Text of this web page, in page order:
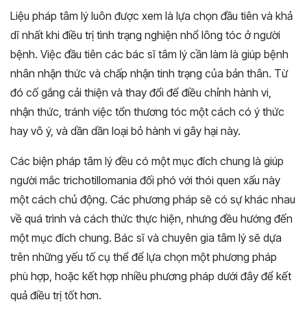
Liệu pháp tâm lý luôn được xem là lựa chọn đầu tiên và khả
dĩ nhất khi điều trị tình trạng nghiện nhổ lông tóc ở người
bệnh. Việc đầu tiên các bác sĩ tâm lý cần làm là giúp bệnh
nhân nhận thức và chấp nhận tinh trạng của bản thân. Từ
đó cố gắng cải thiện và thay đổi để điều chỉnh hành vi,
nhận thức, tránh việc tổn thương tóc một cách có ý thức
hay vô ý, và dần dần loại bỏ hành vi gây hại này.
Các biện pháp tâm lý đều có một mục đích chung là giúp
người mắc trichotillomania đối phó với thói quen xấu này
một cách chủ động. Các phương pháp sẽ có sự khác nhau
về quá trình và cách thức thực hiện, nhưng đều hướng đến
một mục đích chung. Bác sĩ và chuyên gia tâm lý sẽ dựa
trên những yếu tố cụ thể để lựa chọn một phương pháp
phù hợp, hoặc kết hợp nhiều phương pháp dưới đây để kết
quả điều trị tốt hơn.